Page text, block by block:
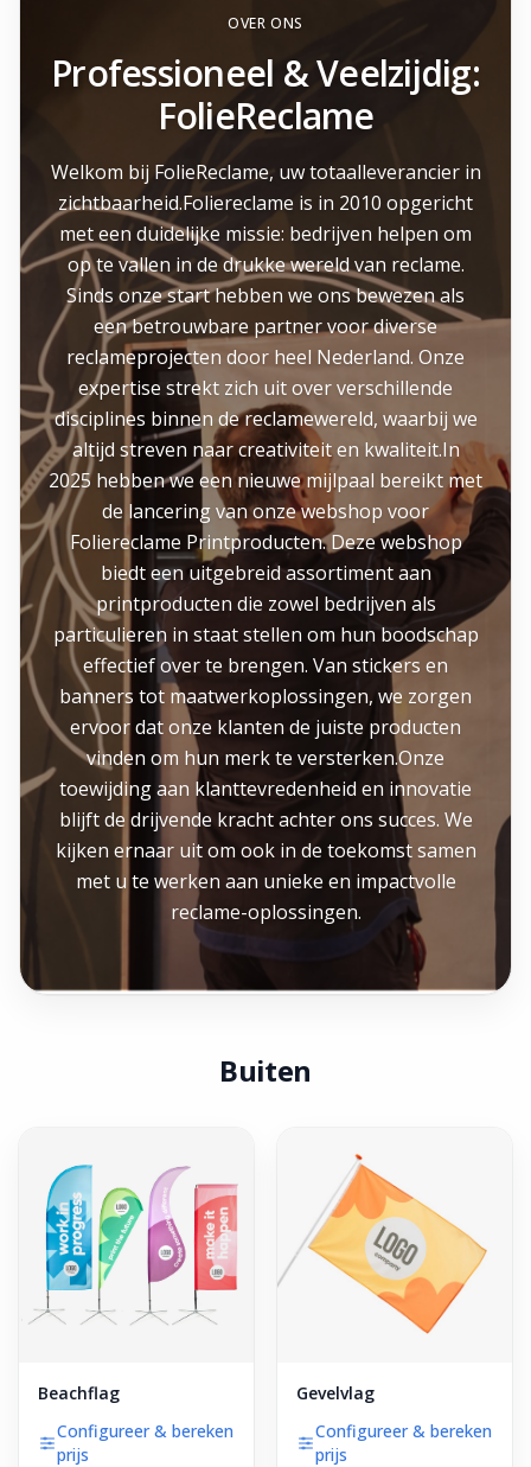
OVER ONS
Professioneel & Veelzijdig:
FolieReclame
Welkom bij FolieReclame, uw totaalleverancier in
zichtbaarheid.Foliereclame is in 2010 opgericht
met een duidelijke missie: bedrijven helpen om
op te vallen in de drukke wereld van reclame.
Sinds onze start hebben we ons bewezen als
een betrouwbare partner voor diverse
reclameprojecten door heel Nederland. Onze
expertise strekt zich uit over verschillende
disciplines binnen de reclamewereld, waarbij we
altijd streven naar creativiteit en kwaliteit.In
2025 hebben we een nieuwe mijlpaal bereikt met
de lancering van onze webshop voor
Foliereclame Printproducten. Deze webshop
biedt een uitgebreid assortiment aan
printproducten die zowel bedrijven als
particulieren in staat stellen om hun boodschap
effectief over te brengen. Van stickers en
banners tot maatwerkoplossingen, we zorgen
ervoor dat onze klanten de juiste producten
vinden om hun merk te versterken.Onze
toewijding aan klanttevredenheid en innovatie
blijft de drijvende kracht achter ons succes. We
kijken ernaar uit om ook in de toekomst samen
met u te werken aan unieke en impactvolle
reclame-oplossingen.
Buiten
Beachflag
Configureer & bereken
prijs
Gevelvlag
Configureer & bereken
prijs